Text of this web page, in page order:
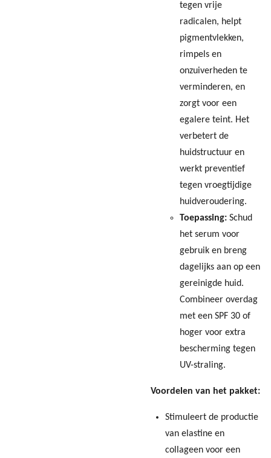
tegen vrije
radicalen, helpt
pigmentvlekken,
rimpels en
onzuiverheden te
verminderen, en
zorgt voor een
egalere teint. Het
verbetert de
huidstructuur en
werkt preventief
tegen vroegtijdige
huidveroudering.
Toepassing: Schud
het serum voor
gebruik en breng
dagelijks aan op een
gereinigde huid.
Combineer overdag
met een SPF 30 of
hoger voor extra
bescherming tegen
UV-straling.
Voordelen van het pakket:
Stimuleert de productie
van elastine en
collageen voor een